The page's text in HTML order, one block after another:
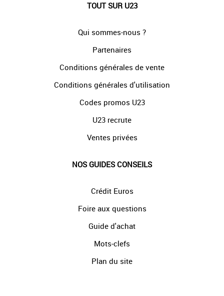
TOUT SUR U23
Qui sommes-nous ?
Partenaires
Conditions générales de vente
Conditions générales d'utilisation
Codes promos U23
U23 recrute
Ventes privées
NOS GUIDES CONSEILS
Crédit Euros
Foire aux questions
Guide d'achat
Mots-clefs
Plan du site